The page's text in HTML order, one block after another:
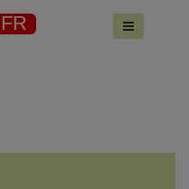
FR